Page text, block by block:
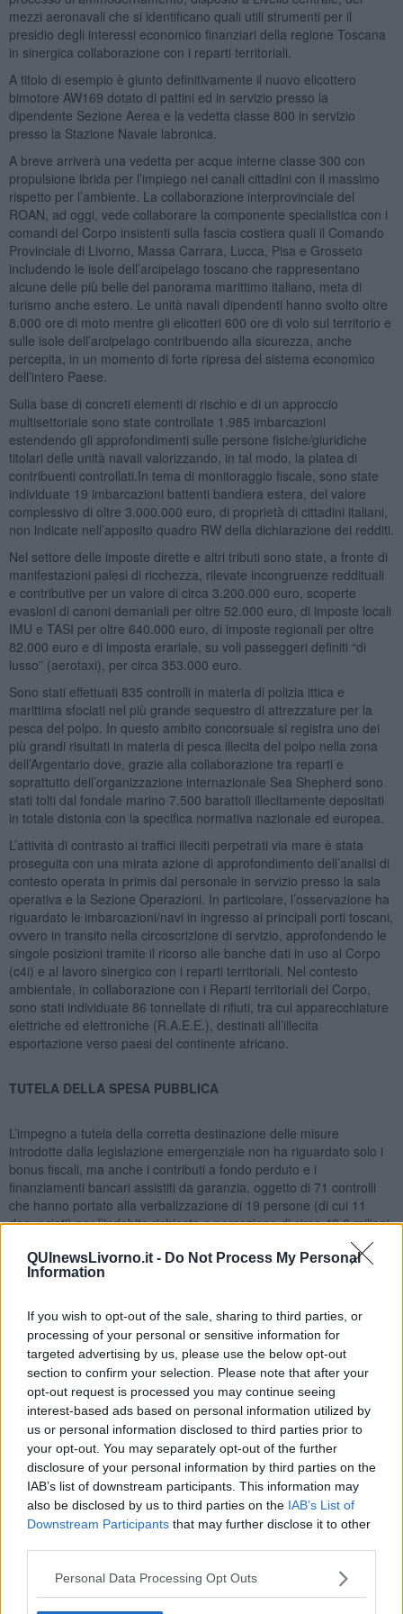
QUInewsLivorno.it - Do Not Process My Personal
Information
If you wish to opt-out of the sale, sharing to third parties, or
processing of your personal or sensitive information for
targeted advertising by us, please use the below opt-out
section to confirm your selection. Please note that after your
opt-out request is processed you may continue seeing
interest-based ads based on personal information utilized by
us or personal information disclosed to third parties prior to
your opt-out. You may separately opt-out of the further
disclosure of your personal information by third parties on the
IAB’s list of downstream participants. This information may
also be disclosed by us to third parties on the IAB’s List of
Downstream Participants that may further disclose it to other
Personal Data Processing Opt Outs
mezzi aeronavali che si identificano quali utili strumenti per il
presidio degli interessi economico finanziari della regione Toscana
in sinergica collaborazione con i reparti territoriali.
A titolo di esempio è giunto definitivamente il nuovo elicottero
bimotore AW169 dotato di pattini ed in servizio presso la
dipendente Sezione Aerea e la vedetta classe 800 in servizio
presso la Stazione Navale labronica.
A breve arriverà una vedetta per acque interne classe 300 con
propulsione ibrida per l’impiego nei canali cittadini con il massimo
rispetto per l’ambiente. La collaborazione interprovinciale del
ROAN, ad oggi, vede collaborare la componente specialistica con i
comandi del Corpo insistenti sulla fascia costiera quali il Comando
Provinciale di Livorno, Massa Carrara, Lucca, Pisa e Grosseto
includendo le isole dell’arcipelago toscano che rappresentano
alcune delle più belle del panorama marittimo italiano, meta di
turismo anche estero. Le unità navali dipendenti hanno svolto oltre
8.000 ore di moto mentre gli elicotteri 600 ore di volo sul territorio e
sulle isole dell’arcipelago contribuendo alla sicurezza, anche
percepita, in un momento di forte ripresa del sistema economico
dell’intero Paese.
Sulla base di concreti elementi di rischio e di un approccio
multisettoriale sono state controllate 1.985 imbarcazioni
estendendo gli approfondimenti sulle persone fisiche/giuridiche
titolari delle unità navali valorizzando, in tal modo, la platea di
contribuenti controllati.In tema di monitoraggio fiscale, sono state
individuate 19 imbarcazioni battenti bandiera estera, del valore
complessivo di oltre 3.000.000 euro, di proprietà di cittadini italiani,
non indicate nell’apposito quadro RW della dichiarazione dei redditi.
Nel settore delle imposte dirette e altri tributi sono state, a fronte di
manifestazioni palesi di ricchezza, rilevate incongruenze reddituali
e contributive per un valore di circa 3.200.000 euro, scoperte
evasioni di canoni demaniali per oltre 52.000 euro, di imposte locali
IMU e TASI per oltre 640.000 euro, di imposte regionali per oltre
82.000 euro e di imposta erariale, su voli passeggeri definiti “di
lusso” (aerotaxi), per circa 353.000 euro.
Sono stati effettuati 835 controlli in materia di polizia ittica e
marittima sfociati nel più grande sequestro di attrezzature per la
pesca del polpo. In questo ambito concorsuale si registra uno dei
più grandi risultati in materia di pesca illecita del polpo nella zona
dell’Argentario dove, grazie alla collaborazione tra reparti e
soprattutto dell’organizzazione internazionale Sea Shepherd sono
stati tolti dal fondale marino 7.500 barattoli illecitamente depositati
in totale distonia con la specifica normativa nazionale ed europea.
L’attività di contrasto ai traffici illeciti perpetrati via mare è stata
proseguita con una mirata azione di approfondimento dell’analisi di
contesto operata in primis dal personale in servizio presso la sala
operativa e la Sezione Operazioni. In particolare, l’osservazione ha
riguardato le imbarcazioni/navi in ingresso ai principali porti toscani,
ovvero in transito nella circoscrizione di servizio, approfondendo le
singole posizioni tramite il ricorso alle banche dati in uso al Corpo
(c4i) e al lavoro sinergico con i reparti territoriali. Nel contesto
ambientale, in collaborazione con i Reparti territoriali del Corpo,
sono stati individuate 86 tonnellate di rifiuti, tra cui apparecchiature
elettriche ed elettroniche (R.A.E.E.), destinati all’illecita
esportazione verso paesi del continente africano.
TUTELA DELLA SPESA PUBBLICA
L’impegno a tutela della corretta destinazione delle misure
introdotte dalla legislazione emergenziale non ha riguardato solo i
bonus fiscali, ma anche i contributi a fondo perduto e i
finanziamenti bancari assistiti da garanzia, oggetto di 71 controlli
che hanno portato alla verbalizzazione di 19 persone (di cui 11
denunciati) per l’indebita richiesta o percezione di circa 49,6 milioni
di euro.Complessivamente, 267 sono stati gli interventi svolti a
tutela dei principali flussi di spesa, dagli appalti agli incentivi alle
imprese, dalla spesa sanitaria alle erogazioni a carico del sistema
erariale, cui si aggiungono 148 deleghe d'indagine concluse in
collaborazione con la Magistratura ordinaria, 12 deleghe svolte con
la Corte dei Conti e 1 con la Procura Europea (EPPO).Le frodi
scoperte dai Reparti della provincia in danno del bilancio nazionale
e comunitario sono state pari a oltre 50,3 milioni di euro, mentre
quelle relative al settore della spesa previdenziale, assistenziale e
sanitaria, si attestano su oltre 540.000 euro, con 70 persone
denunciate/verbalizzate a fonte di 153 controlli, che hanno difatti
consentito di accertare l'indebita corresponsione e/o richiesta di
prestazioni non spettanti.Sul versante erariale sono stati segnalati
alla Magistratura contabile danni per oltre 21 milioni di euro, a
carico di 24 responsabili.I controlli sul reddito di cittadinanza, svolti
in collaborazione con I'INPS, hanno riguardato, in maniera
selettiva, soggetti connotati da concreti elementi di rischio. Nel
percepiti o richiesti e non ancora riscossi nonché 68 persone
denunciate all'Autorità giudiziaria per le ipotesi di reato previste